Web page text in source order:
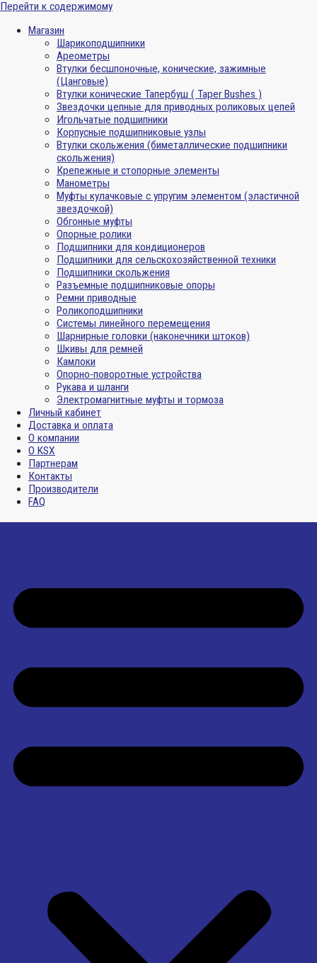
Перейти к содержимому
Магазин
Шарикоподшипники
Ареометры
Втулки бесшпоночные, конические, зажимные
(Цанговые)
Втулки конические Тапербуш ( Taper Bushes )
Звездочки цепные для приводных роликовых цепей
Игольчатые подшипники
Корпусные подшипниковые узлы
Втулки скольжения (биметаллические подшипники
скольжения)
Крепежные и стопорные элементы
Манометры
Муфты кулачковые с упругим элементом (эластичной
звездочкой)
Обгонные муфты
Опорные ролики
Подшипники для кондиционеров
Подшипники для сельскохозяйственной техники
Подшипники скольжения
Разъемные подшипниковые опоры
Ремни приводные
Роликоподшипники
Системы линейного перемещения
Шарнирные головки (наконечники штоков)
Шкивы для ремней
Камлоки
Опорно-поворотные устройства
Рукава и шланги
Электромагнитные муфты и тормоза
Личный кабинет
Доставка и оплата
О компании
О KSX
Партнерам
Контакты
Производители
FAQ